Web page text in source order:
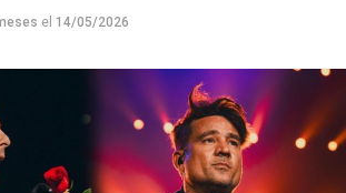
el 14/05/2026